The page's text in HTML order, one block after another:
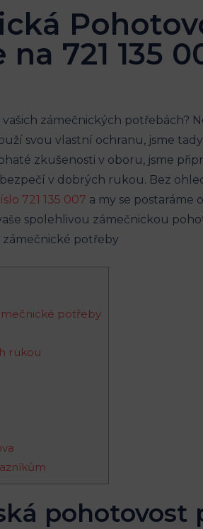
721 135
vašich zámečnických potřebách?
svou vlastní ochranu, jsme
zkušenosti v oboru, jsme
v dobrých rukou. Bez
721 135 007 a my se postaráme
spolehlivou zámečnickou
potřeby
rukou
pohotovost